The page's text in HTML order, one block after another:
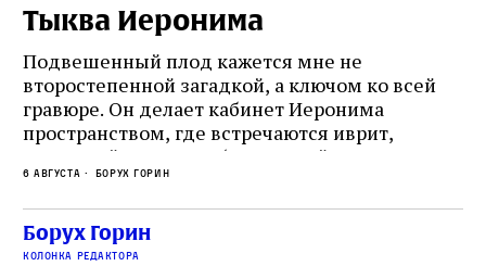
Тыква Иеронима
Подвешенный плод кажется мне не
второстепенной загадкой, а ключом ко всей
гравюре. Он делает кабинет Иеронима
пространством, где встречаются иврит,
греческий и латынь; буквальный смысл и
церковная традиция; филологическая
точность и понятность; переводчик,
убеждённый в необходимости исправления, и
читатель, воспринимающий исправление как
6 августа Борух Горин
Борух Горин
колонка редактора